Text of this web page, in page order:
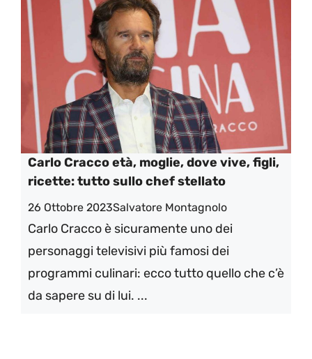
Carlo Cracco età, moglie, dove vive, figli,
ricette: tutto sullo chef stellato
26 Ottobre 2023Salvatore Montagnolo
Carlo Cracco è sicuramente uno dei
personaggi televisivi più famosi dei
programmi culinari: ecco tutto quello che c’è
da sapere su di lui. ...